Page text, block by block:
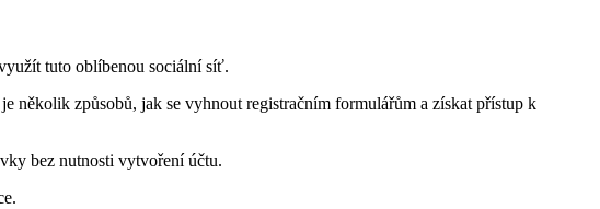
tuto oblíbenou sociální síť.
několik způsobů, jak se vyhnout registračním formulářům a získat přístup k
bez nutnosti vytvoření účtu.